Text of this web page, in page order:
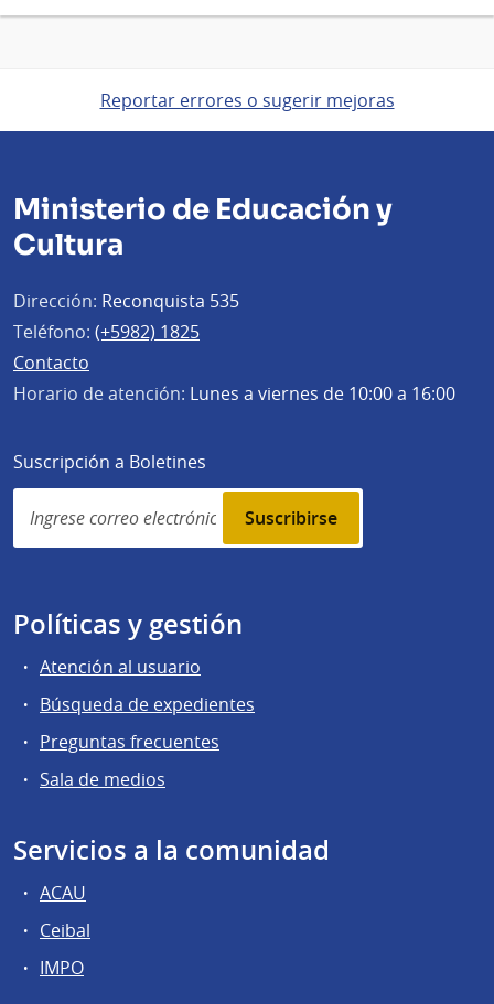
Reportar errores o sugerir mejoras
Ministerio de Educación y
Cultura
Dirección: Reconquista 535
Teléfono: (+5982) 1825
Contacto
Horario de atención: Lunes a viernes de 10:00 a 16:00
Suscripción a Boletines
Simplenews
subscription
Políticas y gestión
Atención al usuario
Búsqueda de expedientes
Preguntas frecuentes
Sala de medios
Servicios a la comunidad
ACAU
Ceibal
IMPO